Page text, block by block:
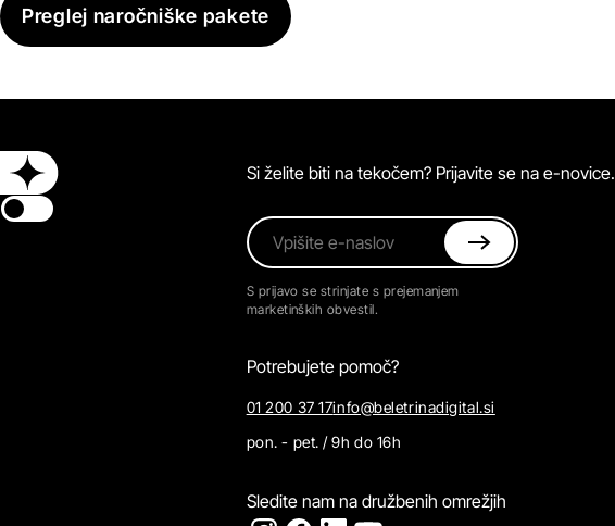
Preglej naročniške pakete
Switch theme
Si želite biti na tekočem? Prijavite se na e-novice.
Vpišite e-naslov
S prijavo se strinjate s prejemanjem
marketinških obvestil.
Potrebujete pomoč?
01 200 37 17info@beletrinadigital.si
pon. - pet. / 9h do 16h
Sledite nam na družbenih omrežjih